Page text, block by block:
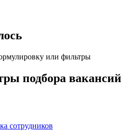
или фильтры
подбора вакансий
сотрудников